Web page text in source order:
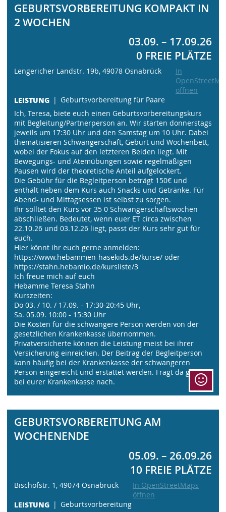
GEBURTSVORBEREITUNG KOMPAKT IN
2 WOCHEN
03.09. – 17.09.26
0 FREIE PLÄTZE
Lengericher Landstr. 19b, 49078 Osnabrück
In
öffnen
LEISTUNG
Geburtsvorbereitung für Paare
Ich, Teresa, biete euch einen Geburtsvorbereitungskurs
mit Begleitung/Partnerperson an. Wir starten donnerstags
jeweils um 17:30 Uhr und den Samstag um 10 Uhr. Dabei
thematisieren Schwangerschaft, Geburt und Wochenbett,
wobei der Fokus auf den letzteren Beiden liegt. Mit
Bewegungs- und Atemübungen sowie regelmäßigen
Pausen wird der theoretische Anteil aufgelockert.
Die Gebühr für die Begleitperson beträgt 150€ und
enthält neben dem Kurs auch Snacks und Getränke. Für
Abend- und Mittagsessen ist selbst zu sorgen.
Ihr solltet den Kurs vor 35 0 Schwangerschaftswochen
abschließen. Bedeutet, wenn euer ET circa zwischen
22.10.26 und 03.12.26 liegt, passt der Kurs sehr gut für
euch.
Hier könnt ihr euch gerne anmelden:
https://www.hebammen-hasekids.de/kurse/ oder
https://stahn.hebamio.de/kursliste/3
Ich freue mich auf euch
Hebamme Teresa Stahn
Kurszeiten:
Do 03. / 10. / 17.09. - 17:30-20:45 Uhr,
Sa. 05.09. 10:00 - 15:30 Uhr
Die Kosten für die schwangere Person werden von der
gesetzlichen Krankenkasse übernommen.
Privatversicherte können die Leistung meist bei ihrer
Versicherung einreichen. Der Beitrag der Begleitperson
kann häufig bei der Krankenkasse der schwangeren
Person eingereicht und erstattet werden. Fragt da gerne
bei eurer Krankenkasse nach.
GEBURTSVORBEREITUNG AM
WOCHENENDE
05.09. – 26.09.26
10 FREIE PLÄTZE
Bischofstr. 1, 49074 Osnabrück
In OpenStreetMaps
öffnen
LEISTUNG
Geburtsvorbereitung